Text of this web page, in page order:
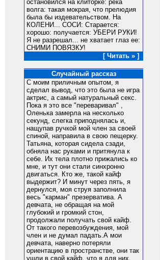
остановился на клиторке: река
волга: такая мокрая, что прелюдия
была бы издевательством. На
КОЛЕНИ... СОСИ: Старается:
хорошо: получается: УБЕРИ РУКИ!
Я не разрешал... не хватает глаз ее:
СНИМИ ПОВЯЗКУ!
[ Читать » ]
Случайный рассказ
С моим приличным опытом, я
сделал вывод, что это была не игра
актрис, а самый натуральный секс.
Пока я это все "переваривал" ,
Оленька замерла на несколько
секунд, слегка приподнялась и,
нащупав ручкой мой член за своей
спиной, направила в свою пещерку.
Татьяна, которая сидела сзади,
обняла нас руками и притянула к
себе. Их тела плотно прижались ко
мне, и тут они стали синхронно
двигаться. Кто же, такой кайф
выдержит? И минут через пять, я
дернулся, моя струя заполнила
весь "карман" презерватива. А
девчата, не обращая на мой
глубокий и громкий стон,
продолжали получать свой кайф.
От такого перевозбуждения, мой
член и не думал падать.А мои
девчата, наверно потеряли
ориентацию в пространстве, они так
ушли в свой кайф, что я для них,